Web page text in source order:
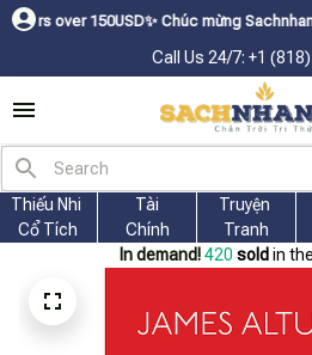
ㅤ✨Chúc mừng Sachnhanvan.com
Call Us 24/7: +1
Thiếu Nhi
Cổ Tích
Tài
Chính
Truyện
Tranh
In demand! 424 sold in